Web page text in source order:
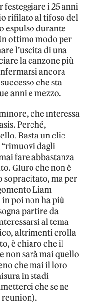
i 25 anni
rifilato al tifoso del
espulso durante
ottimo modo per
l’uscita di una
la canzone più
ancora
che sta
anni e mezzo.
che interessa
Perché,
Basta un clic
“rimuovi dagli
fare abbastanza
Giuro che non è
sopracitato, ma per
Liam
in poi non ha più
partire da
al tema
altrimenti crolla
è chiaro che il
non sarà mai quello
che mai il loro
in stadi
che se ne
reunion).